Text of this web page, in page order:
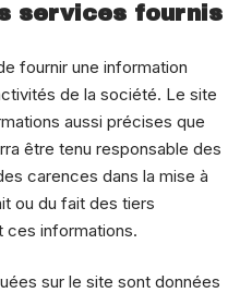
services fournis
fournir une information
de la société. Le site
aussi précises que
être tenu responsable des
carences dans la mise à
ou du fait des tiers
ces informations.
sur le site sont données